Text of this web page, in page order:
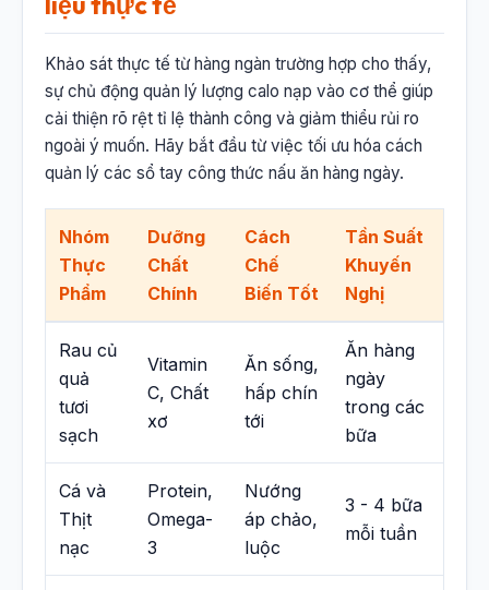
Khảo sát thực tế từ hàng ngàn trường hợp cho thấy,
sự chủ động quản lý lượng calo nạp vào cơ thể giúp
cải thiện rõ rệt tỉ lệ thành công và giảm thiểu rủi ro
ngoài ý muốn. Hãy bắt đầu từ việc tối ưu hóa cách
quản lý các sổ tay công thức nấu ăn hàng ngày.
Nhóm
Thực
Phẩm
Dưỡng
Chất
Chính
Cách
Chế
Biến Tốt
Tần Suất
Khuyến
Nghị
Rau củ
quả
tươi
sạch
Vitamin
C, Chất
xơ
Ăn sống,
hấp chín
tới
Ăn hàng
ngày
trong các
bữa
Cá và
Thịt
nạc
Protein,
Omega-
3
Nướng
áp chảo,
luộc
3 - 4 bữa
mỗi tuần